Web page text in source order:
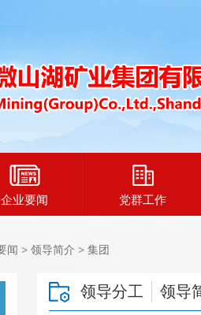
企业要闻 党群工作
闻 > 领导简介 > 集团
领导分工 领导